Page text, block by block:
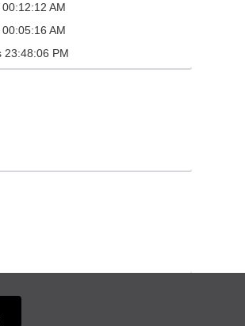
AM
AM
23:48:06 PM